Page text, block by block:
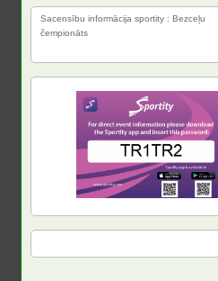
Sacensību informācija sportity : Bezceļu
čempionāts